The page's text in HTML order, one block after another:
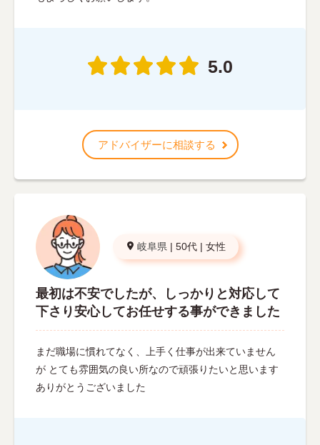
5.0
アドバイザーに相談する
岐阜県 | 50代 | 女性
最初は不安でしたが、しっかりと対応して
下さり安心してお任せする事ができました
まだ職場に慣れてなく、上手く仕事が出来ていません
が とても雰囲気の良い所なので頑張りたいと思います
ありがとうございました